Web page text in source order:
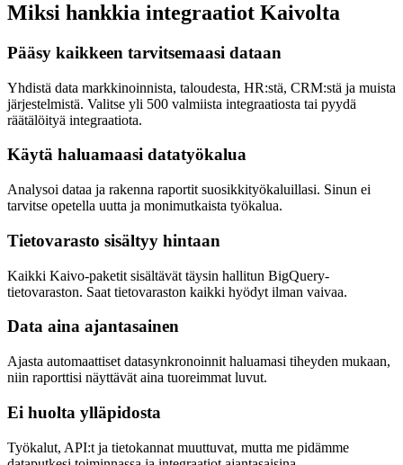
Miksi hankkia integraatiot Kaivolta
Pääsy kaikkeen tarvitsemaasi dataan
Yhdistä data markkinoinnista, taloudesta, HR:stä, CRM:stä ja muista
järjestelmistä. Valitse yli 500 valmiista integraatiosta tai pyydä
räätälöityä integraatiota.
Käytä haluamaasi datatyökalua
Analysoi dataa ja rakenna raportit suosikkityökaluillasi. Sinun ei
tarvitse opetella uutta ja monimutkaista työkalua.
Tietovarasto sisältyy hintaan
Kaikki Kaivo-paketit sisältävät täysin hallitun BigQuery-
tietovaraston. Saat tietovaraston kaikki hyödyt ilman vaivaa.
Data aina ajantasainen
Ajasta automaattiset datasynkronoinnit haluamasi tiheyden mukaan,
niin raporttisi näyttävät aina tuoreimmat luvut.
Ei huolta ylläpidosta
Työkalut, API:t ja tietokannat muuttuvat, mutta me pidämme